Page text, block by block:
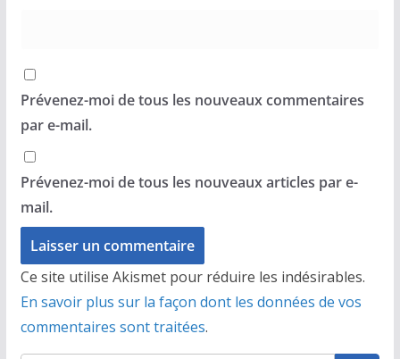
Prévenez-moi de tous les nouveaux commentaires
par e-mail.
Prévenez-moi de tous les nouveaux articles par e-
mail.
Ce site utilise Akismet pour réduire les indésirables.
En savoir plus sur la façon dont les données de vos
commentaires sont traitées.